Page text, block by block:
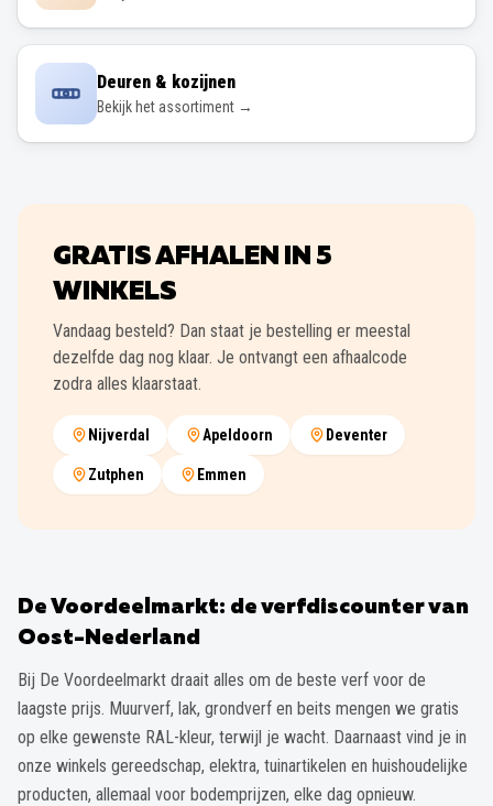
Deuren & kozijnen
Bekijk het assortiment →
GRATIS AFHALEN IN 5
WINKELS
Vandaag besteld? Dan staat je bestelling er meestal
dezelfde dag nog klaar. Je ontvangt een afhaalcode
zodra alles klaarstaat.
Nijverdal Apeldoorn Deventer
Zutphen Emmen
De Voordeelmarkt: de verfdiscounter van
Oost-Nederland
Bij De Voordeelmarkt draait alles om de beste verf voor de
laagste prijs. Muurverf, lak, grondverf en beits mengen we gratis
op elke gewenste RAL-kleur, terwijl je wacht. Daarnaast vind je in
onze winkels gereedschap, elektra, tuinartikelen en huishoudelijke
producten, allemaal voor bodemprijzen, elke dag opnieuw.